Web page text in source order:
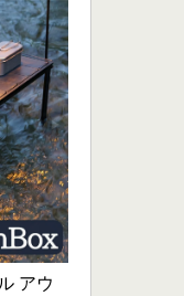
アウ